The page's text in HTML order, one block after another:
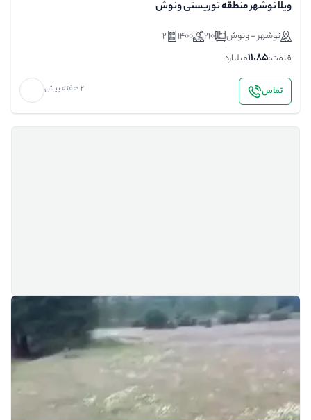
ویلا نوشهر منطقه توریستی ونوش
نوشهر - ونوش 210
1400
2
قیمت:11.85میلیارد
تماس 2 هفته پیش